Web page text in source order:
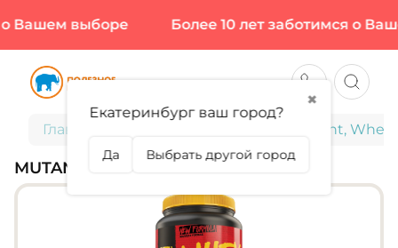
выборе Более 10 лет заботимся о
Главная Mutant,
MUTANT, WHEY, 908 Г (25 ПОРЦИЙ)
✖
Екатеринбург ваш город?
Да Выбрать другой город